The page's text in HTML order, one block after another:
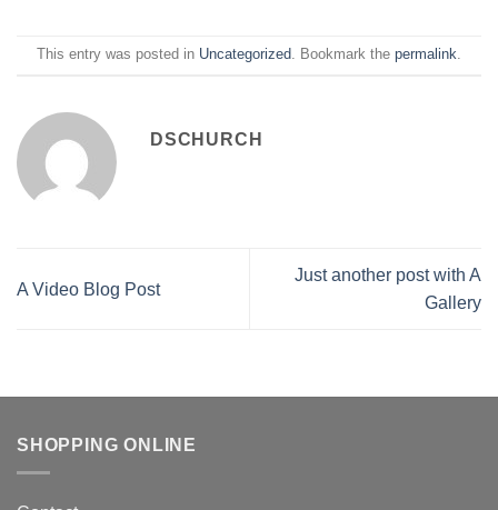
This entry was posted in Uncategorized. Bookmark the permalink.
DSCHURCH
A Video Blog Post
Just another post with A
Gallery
SHOPPING ONLINE